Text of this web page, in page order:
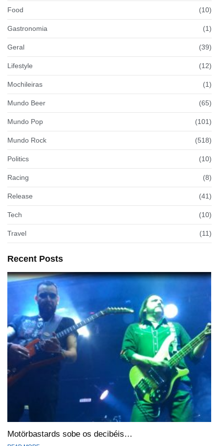
Food (10)
Gastronomia (1)
Geral (39)
Lifestyle (12)
Mochileiras (1)
Mundo Beer (65)
Mundo Pop (101)
Mundo Rock (518)
Politics (10)
Racing (8)
Release (41)
Tech (10)
Travel (11)
Recent Posts
Motörbastards sobe os decibéis…